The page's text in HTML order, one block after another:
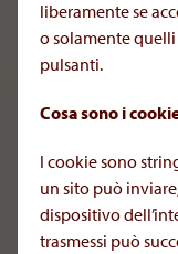
liberamente se
o solamente
pulsanti.
Cosa sono i
I cookie sono
un sito può
dispositivo
trasmessi può